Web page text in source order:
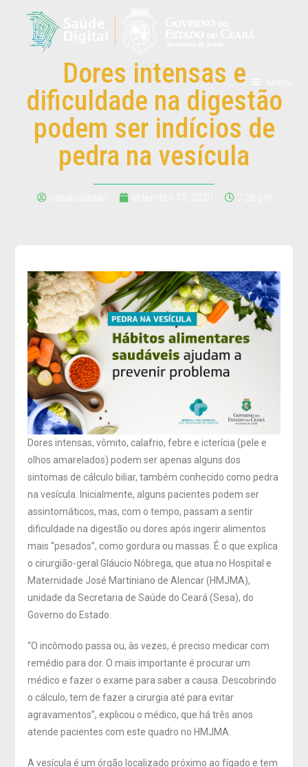
Dores intensas e
dificuldade na digestão
podem ser indícios de
pedra na vesícula
Dores intensas, vômito, calafrio, febre e icterícia (pele e
olhos amarelados) podem ser apenas alguns dos
sintomas de cálculo biliar, também conhecido como pedra
na vesícula. Inicialmente, alguns pacientes podem ser
assintomáticos, mas, com o tempo, passam a sentir
dificuldade na digestão ou dores após ingerir alimentos
mais “pesados”, como gordura ou massas. É o que explica
o cirurgião-geral Gláucio Nóbrega, que atua no Hospital e
Maternidade José Martiniano de Alencar (HMJMA),
unidade da Secretaria de Saúde do Ceará (Sesa), do
Governo do Estado.
“O incômodo passa ou, às vezes, é preciso medicar com
remédio para dor. O mais importante é procurar um
médico e fazer o exame para saber a causa. Descobrindo
o cálculo, tem de fazer a cirurgia até para evitar
agravamentos”, explicou o médico, que há três anos
atende pacientes com este quadro no HMJMA.
A vesícula é um órgão localizado próximo ao fígado e tem